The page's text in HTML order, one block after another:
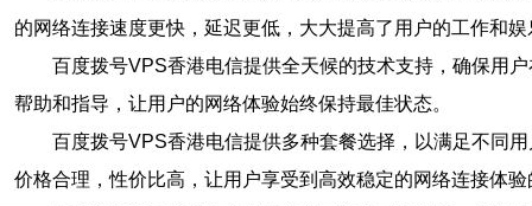
的网络连接速度更快，延迟更低，大大提高了用户的工作和
百度拨号VPS香港电信提供全天候的技术支持，确保用
帮助和指导，让用户的网络体验始终保持最佳状态。
百度拨号VPS香港电信提供多种套餐选择，以满足不同
价格合理，性价比高，让用户享受到高效稳定的网络连接体